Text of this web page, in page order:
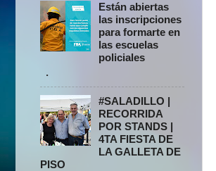
Están abiertas
las inscripciones
para formarte en
las escuelas
policiales
.
#SALADILLO |
RECORRIDA
POR STANDS |
4TA FIESTA DE
LA GALLETA DE
PISO